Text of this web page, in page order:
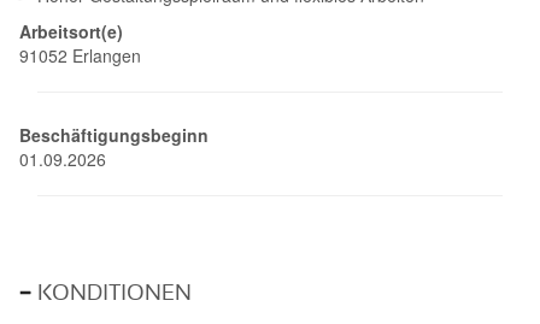
Arbeitsort(e)
91052 Erlangen
Beschäftigungsbeginn
01.09.2026
KONDITIONEN